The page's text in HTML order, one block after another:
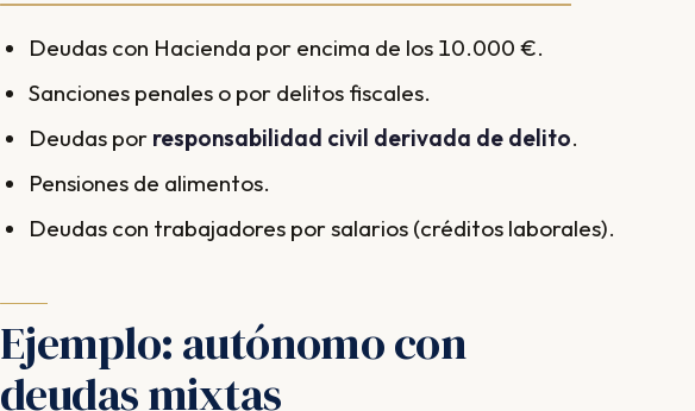
Deudas con Hacienda por encima de los 10.000 €.
Sanciones penales o por delitos fiscales.
Deudas por responsabilidad civil derivada de delito.
Pensiones de alimentos.
Deudas con trabajadores por salarios (créditos laborales).
Ejemplo: autónomo con
deudas mixtas